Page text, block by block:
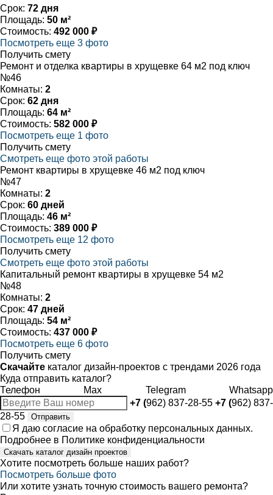
Срок: 72 дня
Площадь: 50 м²
Стоимость: 492 000 ₽
Посмотреть еще 3 фото
Получить смету
Ремонт и отделка квартиры в хрущевке 64 м2 под ключ
№46
Комнаты: 2
Срок: 62 дня
Площадь: 64 м²
Стоимость: 582 000 ₽
Посмотреть еще 1 фото
Получить смету
Смотреть еще фото этой работы
Ремонт квартиры в хрущевке 46 м2 под ключ
№47
Комнаты: 2
Срок: 60 дней
Площадь: 46 м²
Стоимость: 389 000 ₽
Посмотреть еще 12 фото
Получить смету
Смотреть еще фото этой работы
Капитальный ремонт квартиры в хрущевке 54 м2
№48
Комнаты: 2
Срок: 47 дней
Площадь: 54 м²
Стоимость: 437 000 ₽
Посмотреть еще 6 фото
Получить смету
Скачайте каталог дизайн-проектов с трендами 2026 года
Куда отправить каталог?
Телефон
Max Telegram
Whatsapp
+7 (962) 837-28-55 +7 (962) 837-
28-55
Отправить
Я даю согласие на обработку персональных данных.
Подробнее в Политике конфиденциальности
Скачать каталог дизайн проектов
Хотите посмотреть больше наших работ?
Посмотреть больше фото
Или хотите узнать точную стоимость вашего ремонта?